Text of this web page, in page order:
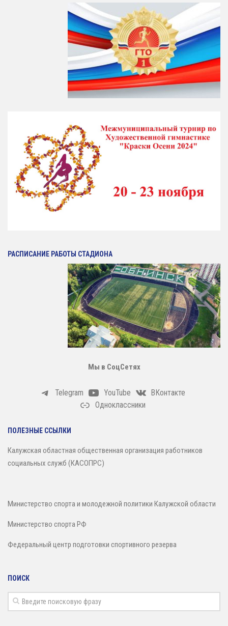
РАСПИСАНИЕ РАБОТЫ СТАДИОНА
Мы в СоцСетях
Telegram YouTube
ВКонтакте
Одноклассники
ПОЛЕЗНЫЕ ССЫЛКИ
Калужская областная общественная организация работников
социальных служб (КАСОПРС)
Министерство спорта и молодежной политики Калужской области
Министерство спорта РФ
Федеральный центр подготовки спортивного резерва
ПОИСК